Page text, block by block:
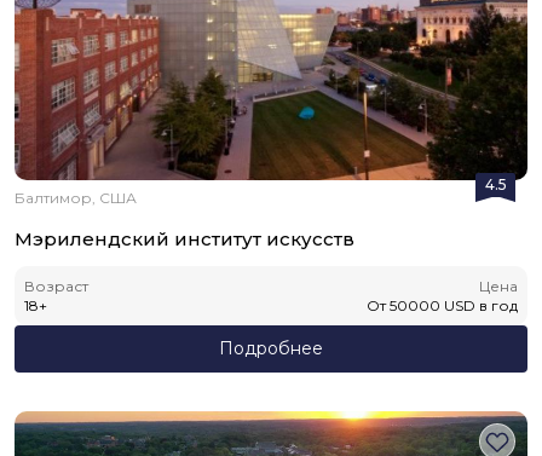
4.5
Балтимор, США
Мэрилендский институт искусств
Возраст
18+
Цена
От 50000 USD в год
Подробнее